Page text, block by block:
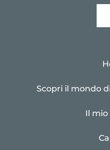
Scopri il mondo
Il